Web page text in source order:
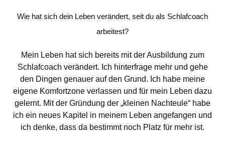
Wie hat sich dein Leben verändert, seit du als Schlafcoach
arbeitest?
Mein Leben hat sich bereits mit der Ausbildung zum
Schlafcoach verändert. Ich hinterfrage mehr und gehe
den Dingen genauer auf den Grund. Ich habe meine
eigene Komfortzone verlassen und für mein Leben dazu
gelernt. Mit der Gründung der „kleinen Nachteule“ habe
ich ein neues Kapitel in meinem Leben angefangen und
ich denke, dass da bestimmt noch Platz für mehr ist.